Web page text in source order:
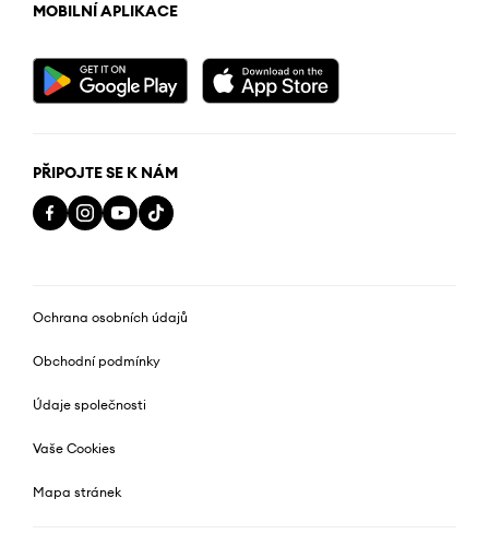
MOBILNÍ APLIKACE
PŘIPOJTE SE K NÁM
Ochrana osobních údajů
Obchodní podmínky
Údaje společnosti
Vaše Cookies
Mapa stránek